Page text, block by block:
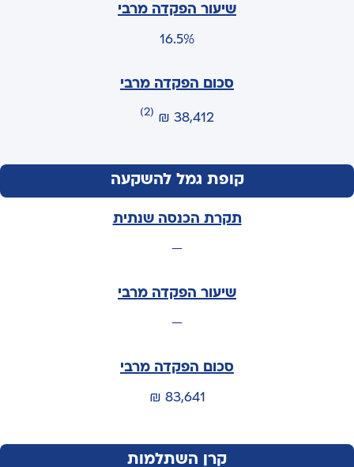
16.5%
38,412 ₪
(2)
קופת גמל להשקעה
—
—
83,641 ₪
קרן השתלמות